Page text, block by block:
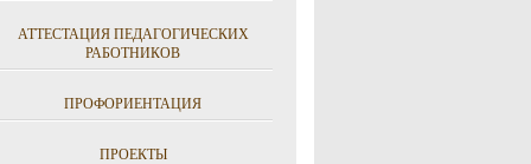
АТТЕСТАЦИЯ ПЕДАГОГИЧЕСКИХ
РАБОТНИКОВ
ПРОФОРИЕНТАЦИЯ
ПРОЕКТЫ